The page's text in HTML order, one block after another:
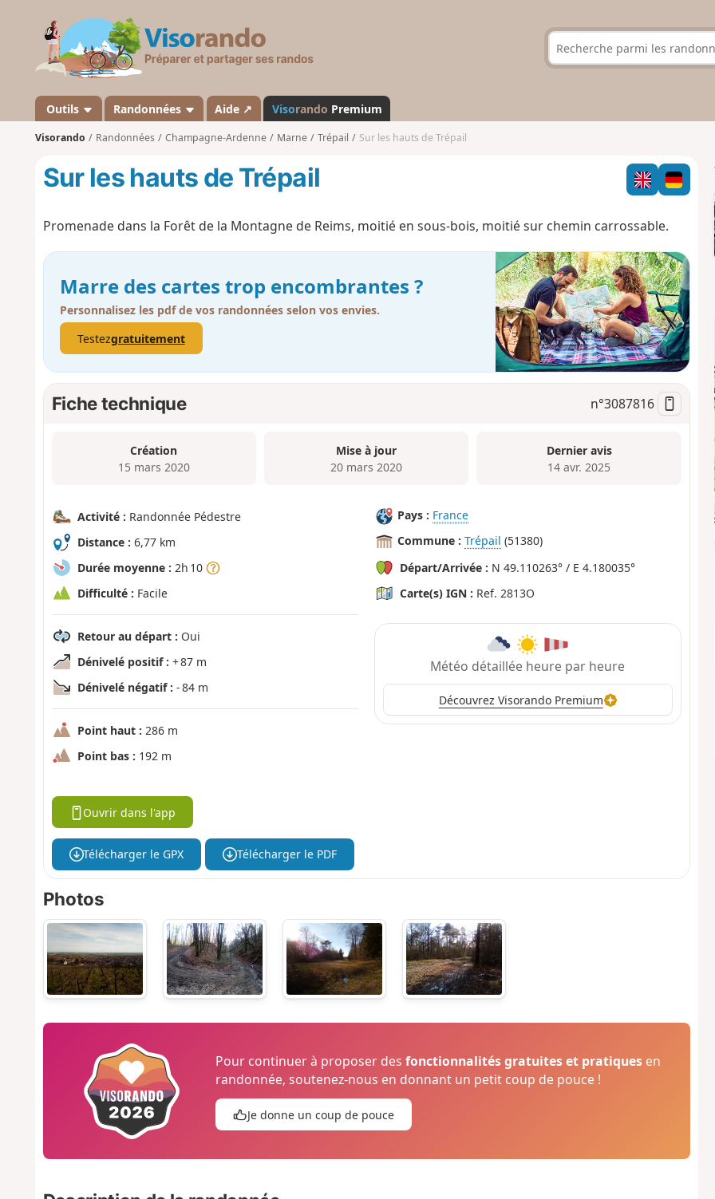
s
a
n
d
Outils Randonnées Aide ↗ Visorando Premium
Visorando Randonnées Champagne-Ardenne Marne Trépail Sur les hauts de Trépail
Sur les hauts de Trépail
Promenade dans la Forêt de la Montagne de Reims, moitié en sous-bois, moitié sur chemin carrossable.
Marre des cartes trop encombrantes ?
Personnalisez les pdf de vos randonnées selon vos envies.
Testezgratuitement
Fiche technique n°3087816
Création
15 mars 2020
Mise à jour
20 mars 2020
Dernier avis
14 avr. 2025
Activité : Randonnée Pédestre
Distance : 6,77 km
Durée moyenne : 2h 10
Difficulté : Facile
Retour au départ : Oui
Dénivelé positif : + 87 m
Dénivelé négatif : - 84 m
Point haut : 286 m
Point bas : 192 m
Pays : France
Commune : Trépail (51380)
Départ/Arrivée : N 49.110263° / E 4.180035°
Carte(s) IGN : Ref. 2813O
Météo détaillée heure par heure
Découvrez Visorando Premium
Ouvrir dans l'app
Télécharger le GPX Télécharger le PDF
Photos
Pour continuer à proposer desfonctionnalités gratuites et pratiques en
randonnée, soutenez-nous en donnant un petit coup de pouce !
Je donne un coup de pouce